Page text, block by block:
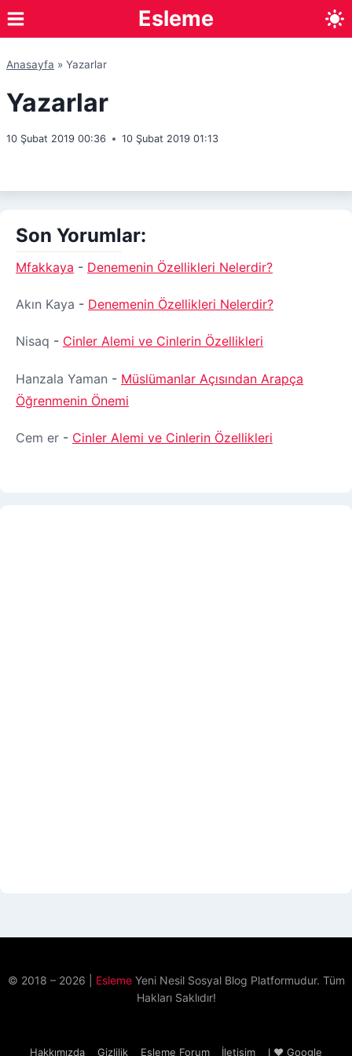
Skip
to
Esleme
Anasayfa » Yazarlar
Yazarlar
10 Şubat 2019 00:36 10 Şubat 2019 01:13
Son Yorumlar:
Mfakkaya - Denemenin Özellikleri Nelerdir?
Akın Kaya - Denemenin Özellikleri Nelerdir?
Nisaq - Cinler Alemi ve Cinlerin Özellikleri
Hanzala Yaman - Müslümanlar Açısından Arapça
Öğrenmenin Önemi
Cem er - Cinler Alemi ve Cinlerin Özellikleri
© 2018 – 2026 | EslemeYeni Nesil Sosyal Blog Platformudur. Tüm
Hakları Saklıdır!
Hakkımızda Gizlilik Esleme Forum İletişim I ♥ Google